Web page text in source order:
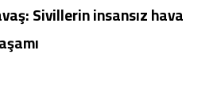
Sivillerin insansız hava